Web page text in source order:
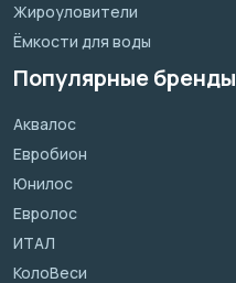
Жироуловители
Ёмкости для воды
Популярные бренды
Аквалос
Евробион
Юнилос
Евролос
ИТАЛ
КолоВеси